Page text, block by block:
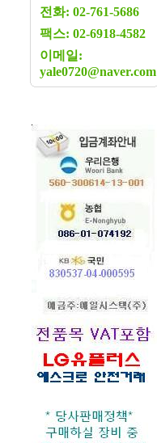
전화: 02-761-5686
팩스: 02-6918-4582
이메일:
yale0720@naver.com